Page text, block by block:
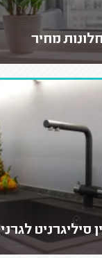
מחיר
סיליגרניט